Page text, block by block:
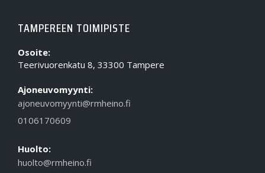
TAMPEREEN TOIMIPISTE
Osoite:
Teerivuorenkatu 8, 33300 Tampere
Ajoneuvomyynti:
ajoneuvomyynti@rmheino.fi
0106170609
Huolto:
huolto@rmheino.fi